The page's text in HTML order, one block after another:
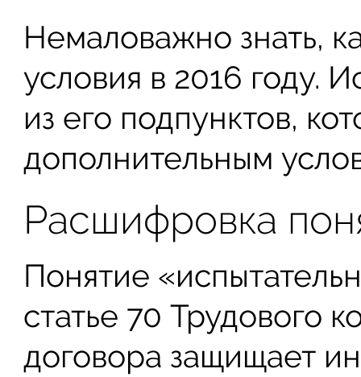
Немаловажно знать,
условия в 2016 году.
из его подпунктов,
дополнительным
Расшифровка
Понятие
статье 70 Трудового
договора защищает